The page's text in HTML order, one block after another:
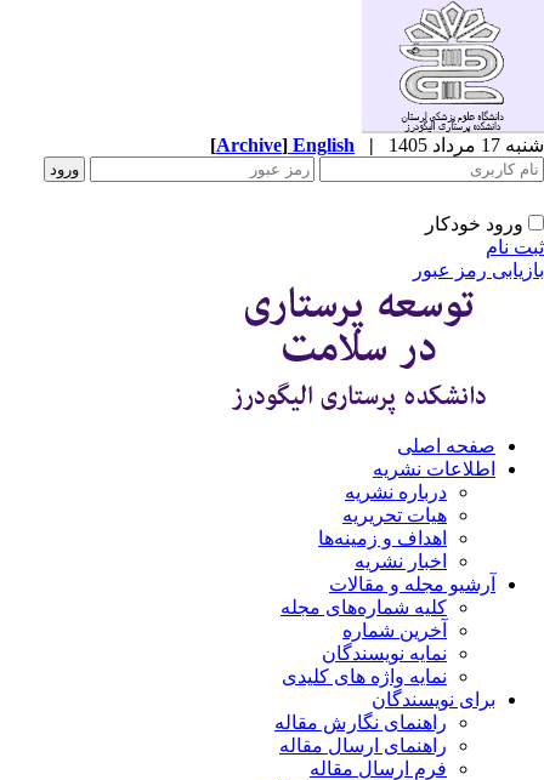
مرداد 1405 |
English
[Archive]
ورود خودکار
نام
رمز عبور
صفحه اصلی
اطلاعات نشریه
درباره نشریه
هیات تحریریه
اهداف و زمینه‌ها
اخبار نشریه
آرشیو مجله و مقالات
کلیه شماره‌های مجله
آخرین شماره
نمایه نویسندگان
نمایه واژه های کلیدی
برای نویسندگان
راهنمای نگارش مقاله
راهنمای ارسال مقاله
فرم ارسال مقاله